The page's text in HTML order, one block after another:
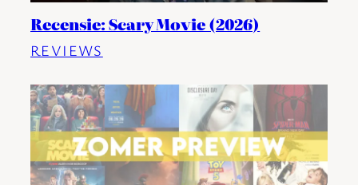
Recensie: Scary Movie (2026)
REVIEWS